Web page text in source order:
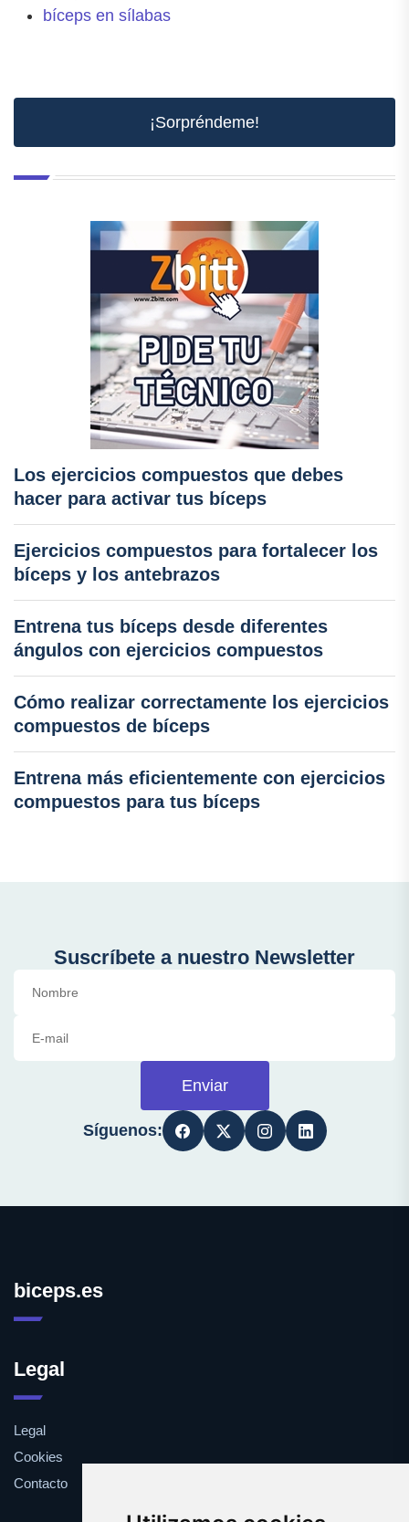
bíceps en sílabas
¡Sorpréndeme!
Los ejercicios compuestos que debes
hacer para activar tus bíceps
Ejercicios compuestos para fortalecer los
bíceps y los antebrazos
Entrena tus bíceps desde diferentes
ángulos con ejercicios compuestos
Cómo realizar correctamente los ejercicios
compuestos de bíceps
Entrena más eficientemente con ejercicios
compuestos para tus bíceps
Suscríbete a nuestro Newsletter
Enviar
Síguenos:
biceps.es
Legal
Legal
Cookies
Contacto